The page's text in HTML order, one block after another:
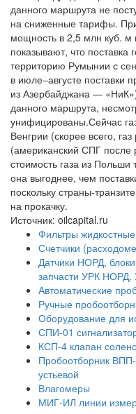
данного маршрута не
на сниженные тарифы.
мощность в 2,5 млн куб. м
показывают, что поставка
территорию Румынии с
в июле–августе поставки
из Азербайджана —
данного маршрута,
унифицированы.Сейчас
Венгрии (скорее всего,
(американский СПГ после
стоимость газа из Польши
она выгоднее, чем
поскольку страны-
на прокачку.
Источник: oilcapital.ru
Фильтры
Счетчики
Датчики НОРД,
запчасти УРК
Автоматические
Ручные
Оборудование для
СПИ-01
КСП-4 клапан
Пробоотборник
устьевой
Влагомеры
МИГ-ИЛ линии